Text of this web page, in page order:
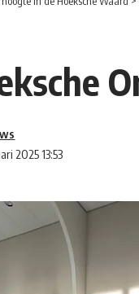
2025 13:53